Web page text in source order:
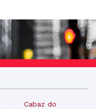
Cabaz do